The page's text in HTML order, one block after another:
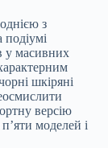
з
у масивних
шкіряні
версію
моделей і